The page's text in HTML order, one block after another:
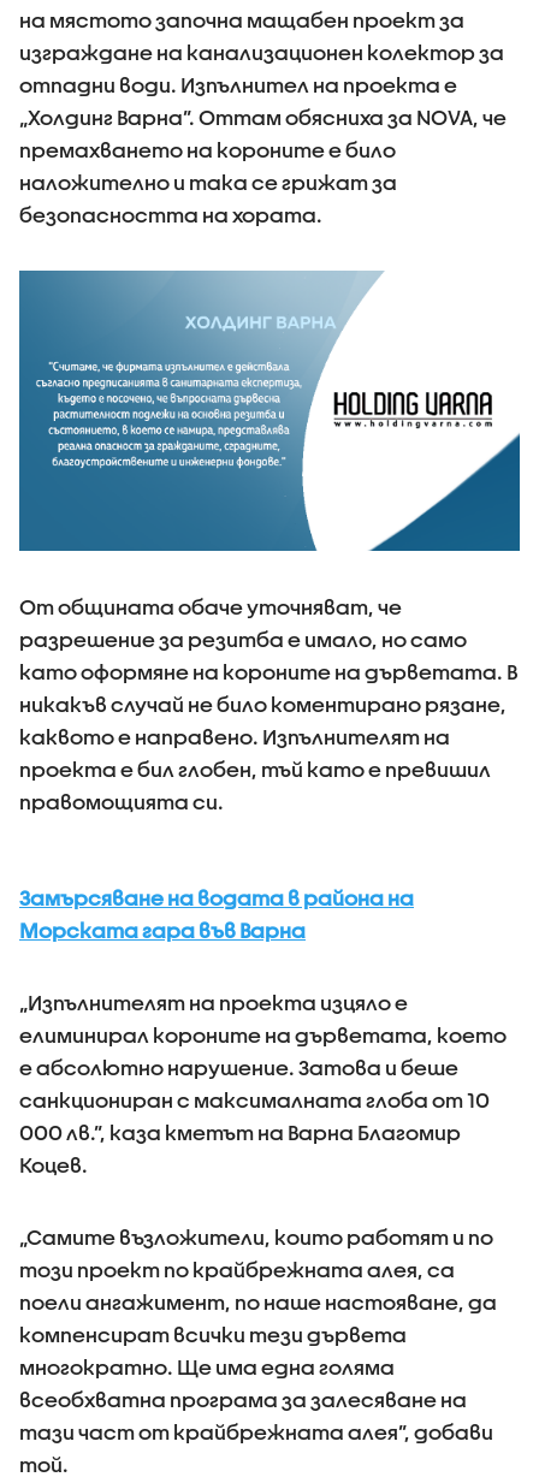
на мястото започна мащабен проект за
изграждане на канализационен колектор за
отпадни води. Изпълнител на проекта е
„Холдинг Варна”. Оттам обясниха за NOVA, че
премахването на короните е било
наложително и така се грижат за
безопасността на хората.
От общината обаче уточняват, че
разрешение за резитба е имало, но само
като оформяне на короните на дърветата. В
никакъв случай не било коментирано рязане,
каквото е направено. Изпълнителят на
проекта е бил глобен, тъй като е превишил
правомощията си.
Замърсяване на водата в района на
Морската гара във Варна
„Изпълнителят на проекта изцяло е
елиминирал короните на дърветата, което
е абсолютно нарушение. Затова и беше
санкциониран с максималната глоба от 10
000 лв.”, каза кметът на Варна Благомир
Коцев.
„Самите възложители, които работят и по
този проект по крайбрежната алея, са
поели ангажимент, по наше настояване, да
компенсират всички тези дървета
многократно. Ще има една голяма
всеобхватна програма за залесяване на
тази част от крайбрежната алея”, добави
той.